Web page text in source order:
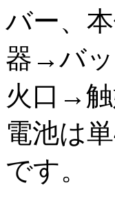
バー、
器→バッ
火口→
電池は
です。